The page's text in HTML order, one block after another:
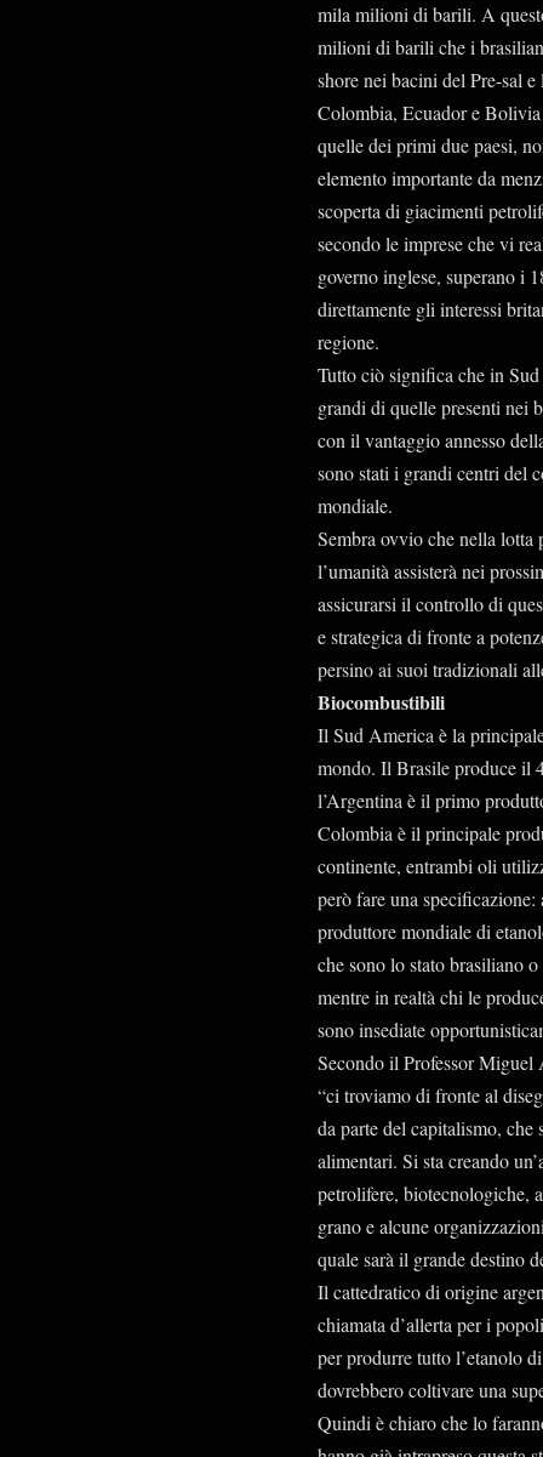
mila milioni di barili. A
milioni di barili che i
shore nei bacini del Pre-sal
Colombia, Ecuador e
quelle dei primi due paesi,
elemento importante da
scoperta di giacimenti
secondo le imprese che vi
governo inglese, superano i
direttamente gli interessi
regione.
Tutto ciò significa che in
grandi di quelle presenti nei
con il vantaggio annesso
sono stati i grandi centri del
mondiale.
Sembra ovvio che nella
l’umanità assisterà nei
assicurarsi il controllo di
e strategica di fronte a
persino ai suoi tradizionali
Biocombustibili
Il Sud America è la
mondo. Il Brasile produce il
l’Argentina è il primo
Colombia è il principale
continente, entrambi oli
però fare una
produttore mondiale di
che sono lo stato brasiliano
mentre in realtà chi le
sono insediate
Secondo il Professor
“ci troviamo di fronte al
da parte del capitalismo,
alimentari. Si sta creando
petrolifere, biotecnologiche,
grano e alcune
quale sarà il grande destino
Il cattedratico di origine
chiamata d’allerta per i
per produrre tutto l’etanolo
dovrebbero coltivare una
Quindi è chiaro che lo